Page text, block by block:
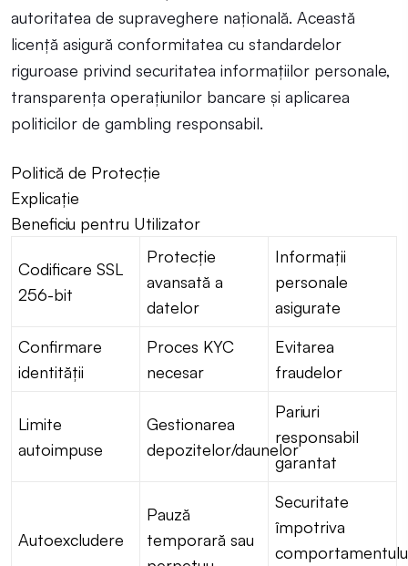
autoritatea de supraveghere națională. Această
licență asigură conformitatea cu standardelor
riguroase privind securitatea informațiilor personale,
transparența operațiunilor bancare și aplicarea
politicilor de gambling responsabil.
Politică de Protecție
Explicație
Beneficiu pentru Utilizator
Codificare SSL
256-bit
Protecție
avansată a
datelor
Informații
personale
asigurate
Confirmare
identității
Proces KYC
necesar
Evitarea
fraudelor
Limite
autoimpuse
Gestionarea
depozitelor/daunelor
Pariuri
responsabil
garantat
Autoexcludere
Pauză
temporară sau
Securitate
împotriva